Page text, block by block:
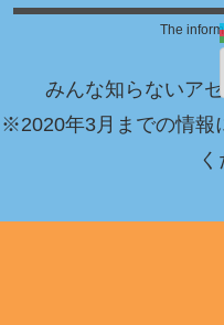
The
みんな知らないア
※2020年3月までの情報